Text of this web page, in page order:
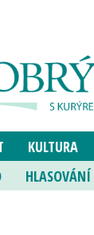
KULTURA
HLASOVÁNÍ